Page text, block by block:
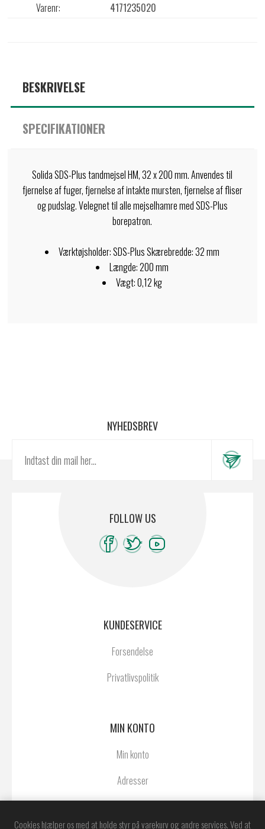
Varenr: 4171235020
BESKRIVELSE
SPECIFIKATIONER
Solida SDS-Plus tandmejsel HM, 32 x 200 mm. Anvendes til
fjernelse af fuger, fjernelse af intakte mursten, fjernelse af fliser
og pudslag. Velegnet til alle mejselhamre med SDS-Plus
borepatron.
Værktøjsholder: SDS-Plus Skærebredde: 32 mm
Længde: 200 mm
Vægt: 0,12 kg
NYHEDSBREV
FOLLOW US
KUNDESERVICE
Forsendelse
Privatlivspolitik
MIN KONTO
Min konto
Adresser
Cookies hjælper os med at holde styr på varekurv og andre services. Ved at